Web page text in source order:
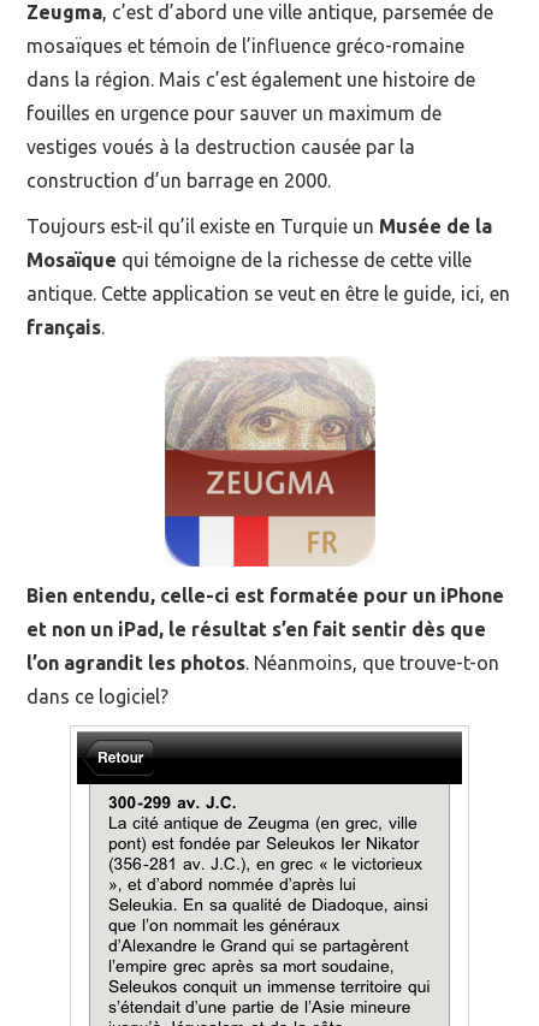
Zeugma, c’est d’abord une ville antique, parsemée de
mosaïques et témoin de l’influence gréco-romaine
dans la région. Mais c’est également une histoire de
fouilles en urgence pour sauver un maximum de
vestiges voués à la destruction causée par la
construction d’un barrage en 2000.
Toujours est-il qu’il existe en Turquie un Musée de la
Mosaïque qui témoigne de la richesse de cette ville
antique. Cette application se veut en être le guide, ici, en
français.
Bien entendu, celle-ci est formatée pour un iPhone
et non un iPad, le résultat s’en fait sentir dès que
l’on agrandit les photos. Néanmoins, que trouve-t-on
dans ce logiciel?